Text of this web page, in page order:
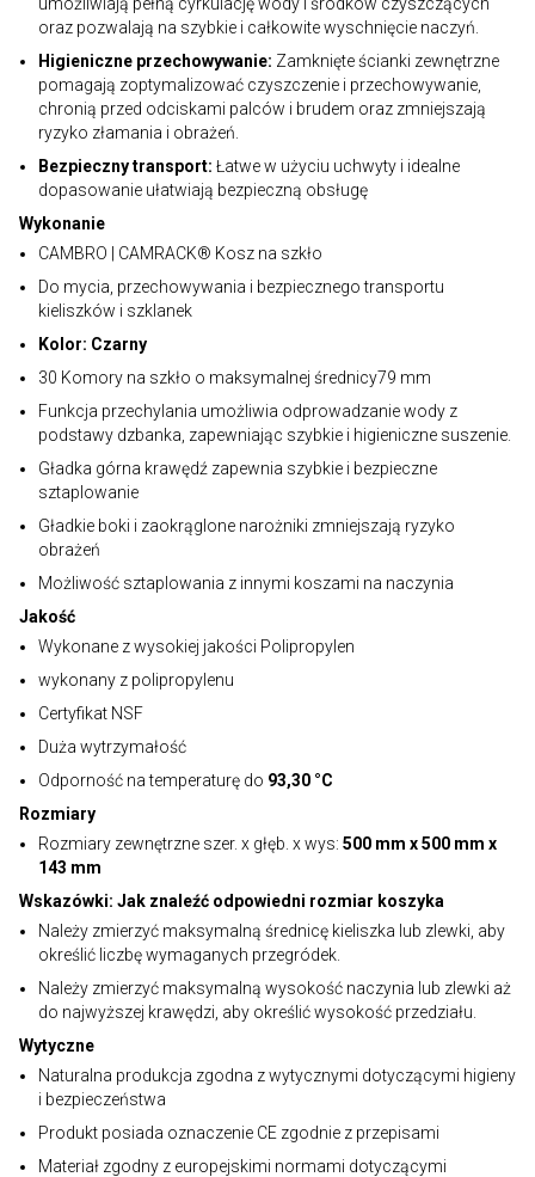
oraz pozwalają na szybkie i całkowite wyschnięcie naczyń.
Higieniczne przechowywanie: Zamknięte ścianki zewnętrzne
pomagają zoptymalizować czyszczenie i przechowywanie,
chronią przed odciskami palców i brudem oraz zmniejszają
ryzyko złamania i obrażeń.
Bezpieczny transport: Łatwe w użyciu uchwyty i idealne
dopasowanie ułatwiają bezpieczną obsługę
Wykonanie
CAMBRO | CAMRACK® Kosz na szkło
Do mycia, przechowywania i bezpiecznego transportu
kieliszków i szklanek
Kolor: Czarny
30 Komory na szkło o maksymalnej średnicy79 mm
Funkcja przechylania umożliwia odprowadzanie wody z
podstawy dzbanka, zapewniając szybkie i higieniczne suszenie.
Gładka górna krawędź zapewnia szybkie i bezpieczne
sztaplowanie
Gładkie boki i zaokrąglone narożniki zmniejszają ryzyko
obrażeń
Możliwość sztaplowania z innymi koszami na naczynia
Jakość
Wykonane z wysokiej jakości Polipropylen
wykonany z polipropylenu
Certyfikat NSF
Duża wytrzymałość
Odporność na temperaturę do 93,30 °C
Rozmiary
Rozmiary zewnętrzne szer. x głęb. x wys: 500 mm x 500 mm x
143 mm
Wskazówki: Jak znaleźć odpowiedni rozmiar koszyka
Należy zmierzyć maksymalną średnicę kieliszka lub zlewki, aby
określić liczbę wymaganych przegródek.
Należy zmierzyć maksymalną wysokość naczynia lub zlewki aż
do najwyższej krawędzi, aby określić wysokość przedziału.
Wytyczne
Naturalna produkcja zgodna z wytycznymi dotyczącymi higieny
i bezpieczeństwa
Produkt posiada oznaczenie CE zgodnie z przepisami
Materiał zgodny z europejskimi normami dotyczącymi